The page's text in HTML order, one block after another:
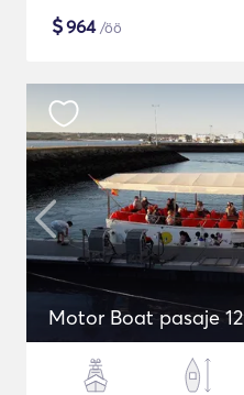
$964/öö
Motor Boat pasaje 12